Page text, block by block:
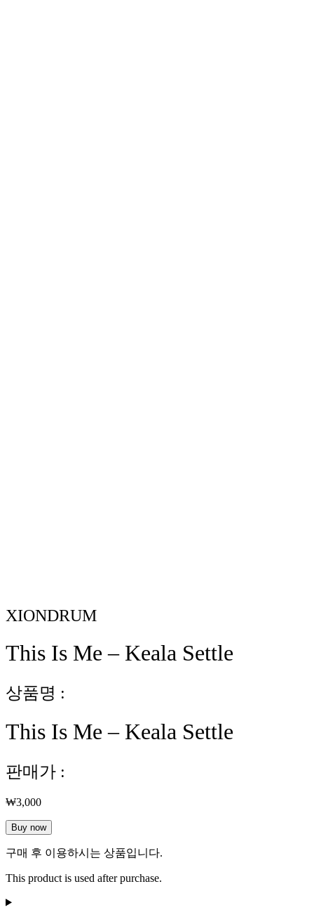
XIONDRUM
This Is Me – Keala Settle
상품명 :
This Is Me – Keala Settle
판매가 :
₩3,000
This
Is
Me
Keala
수
Buy now
구매 후 이용하시는 상품입니다.
This product is used after purchase.